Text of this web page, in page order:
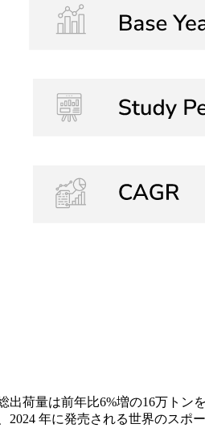
荷量は前年比6%増の16万ト
年に発売される世界のスポ